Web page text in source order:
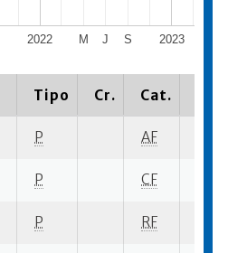
2022 2023
M J S
Tipo Cr. Cat.
P AF
P CF
P RF